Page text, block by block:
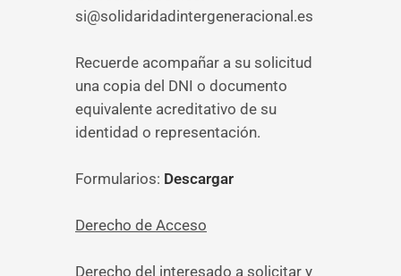
si@solidaridadintergeneracional.es
Recuerde acompañar a su solicitud
una copia del DNI o documento
equivalente acreditativo de su
identidad o representación.
Formularios: Descargar
Derecho de Acceso
Derecho del interesado a solicitar y